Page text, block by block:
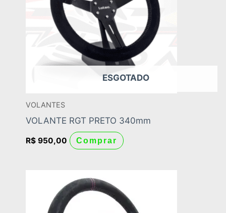
ESGOTADO
VOLANTES
VOLANTE RGT PRETO 340mm
R$ 950,00 Comprar